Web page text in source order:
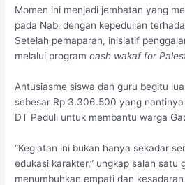
Momen ini menjadi jembatan yang
pada Nabi dengan kepedulian
Setelah pemaparan, inisiatif
melalui programcash wakaf for
Antusiasme siswa dan guru begitu
sebesar Rp 3.306.500 yang
DT Peduli untuk membantu warga
“Kegiatan ini bukan hanya sekadar
edukasi karakter,” ungkap salah satu
menumbuhkan empati dan